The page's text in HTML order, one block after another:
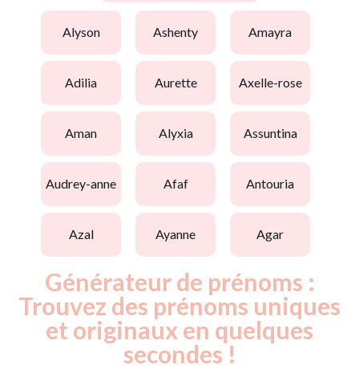
alyson ashenty amayra
adilia aurette axelle-rose
aman alyxia assuntina
audrey-anne afaf antouria
azal ayanne agar
Générateur de prénoms :
Trouvez des prénoms uniques
et originaux en quelques
secondes !